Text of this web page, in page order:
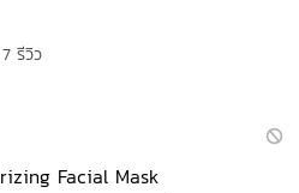
รีวิว
Facial Mask